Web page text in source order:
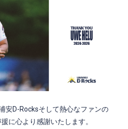
安D-Rocksそして熱心なファンの
に心より感謝いたします。